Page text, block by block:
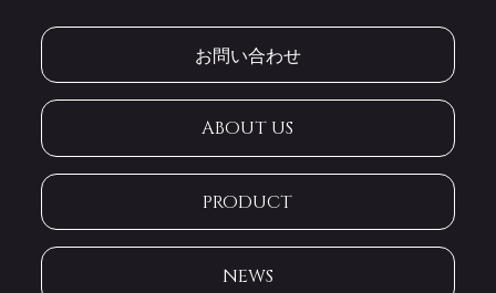
お問い合わせ
ABOUT US
PRODUCT
NEWS